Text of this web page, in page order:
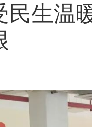
民生温